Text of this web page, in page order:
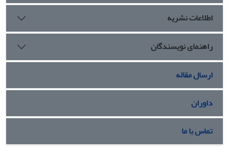
اطلاعات نشریه
راهنمای نویسندگان
ارسال مقاله
داوران
تماس با ما